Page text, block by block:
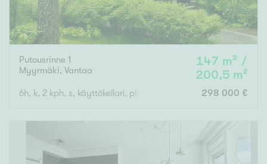
Putousrinne 1
Myyrmäki, Vantaa
147 m² /
200,5 m²
6h, k, 2 kph, s, käyttökellari, piha 298 000 €